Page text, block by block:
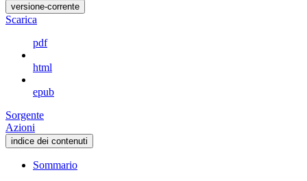
versione-corrente
Scarica
pdf
html
epub
Sorgente
Azioni
indice dei contenuti
Sommario